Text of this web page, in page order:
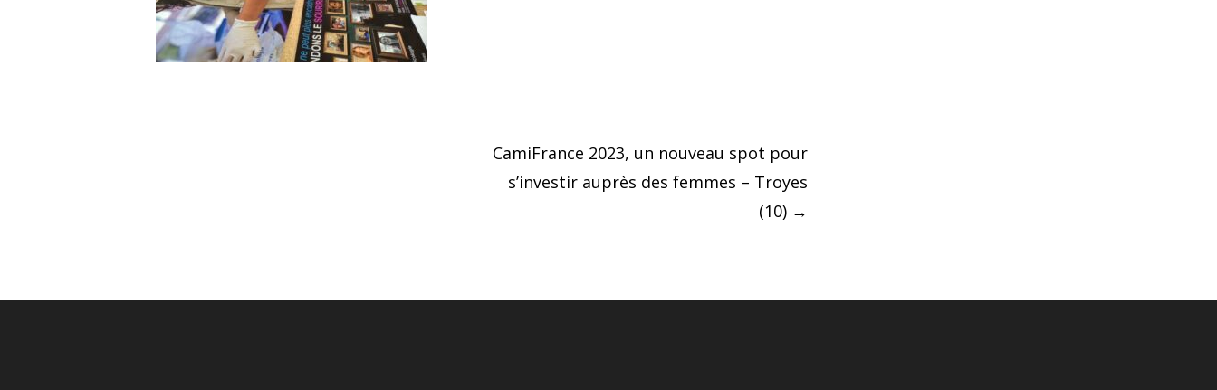
CamiFrance 2023, un nouveau spot pour
s’investir auprès des femmes – Troyes
(10) →